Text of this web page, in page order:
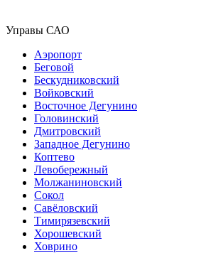
Управы САО
Аэропорт
Беговой
Бескудниковский
Войковский
Восточное Дегунино
Головинский
Дмитровский
Западное Дегунино
Коптево
Левобережный
Молжаниновский
Сокол
Савёловский
Тимирязевский
Хорошевский
Ховрино